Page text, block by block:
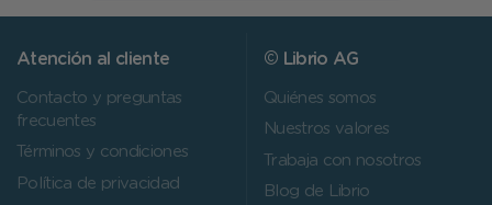
Atención al cliente
Contacto y preguntas
frecuentes
Términos y condiciones
Política de privacidad
© Librio AG
Quiénes somos
Nuestros valores
Trabaja con nosotros
Blog de Librio